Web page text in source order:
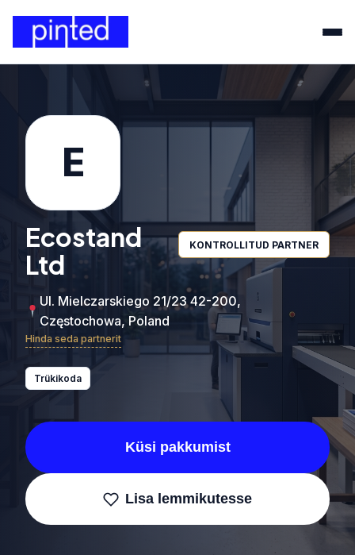
E
Ecostand
Ltd
KONTROLLITUD PARTNER
Ul. Mielczarskiego 21/23 42-200,
Częstochowa, Poland
Hinda seda partnerit
Trükikoda
Küsi pakkumist
Lisa lemmikutesse